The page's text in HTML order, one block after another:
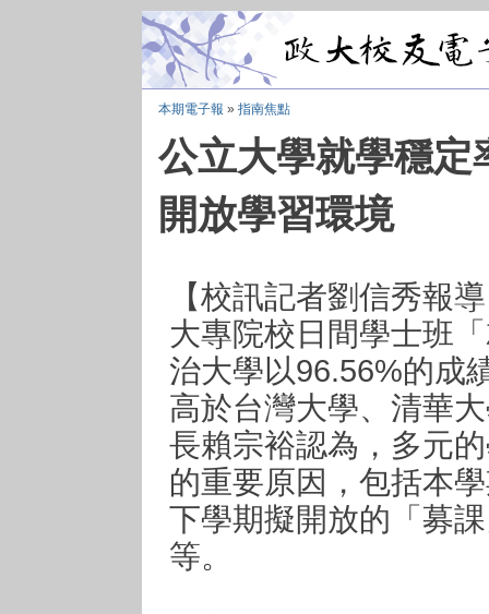
本期電子報 » 指南焦點
公立大學就學穩定
開放學習環境
【校訊記者劉信秀報
大專院校日間學士班
治大學以96.56%的成
高於台灣大學、清華
長賴宗裕認為，多元
的重要原因，包括本
下學期擬開放的「募
等。